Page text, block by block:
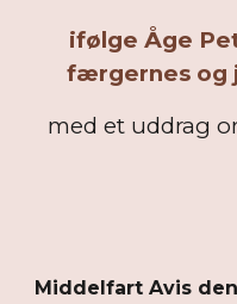
ifølge Åge
færgernes og
med et uddrag
Middelfart Avis